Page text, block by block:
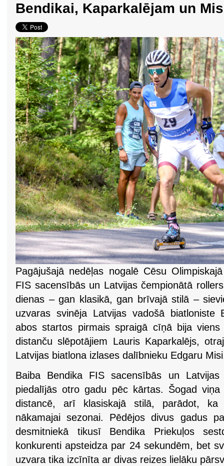
Bendikai, Kaparkalējam un
Pagājušajā nedēļas nogalē Cēsu
FIS sacensībās un Latvijas čempionātā
dienas – gan klasikā, gan brīvajā stilā –
uzvaras svinēja Latvijas vadošā biatloniste
abos startos pirmais spraigā cīņā bija
distanču slēpotājiem Lauris Kaparkalējs,
Latvijas biatlona izlases dalībnieku Edgaru
Baiba Bendika FIS sacensībās un Latvijas
piedalījās otro gadu pēc kārtas. Šogad
distancē, arī klasiskajā stilā, parādot,
nākamajai sezonai. Pēdējos divus gadus
desmitniekā tikusī Bendika Priekuļos
konkurenti apsteidza par 24 sekundēm, bet
uzvara tika izcīnīta ar divas reizes lielāku